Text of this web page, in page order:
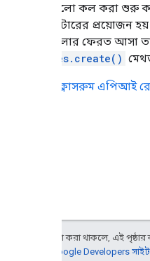
মেথডগুলো কল করা শুরু
প্যারামিটারের প্রয়োজন
কোর্সগুলোর ফেরত আসা
courses.create()
ক্লাসরুম এপিআই
অন্য কিছু উল্লেখ না করা থাকলে, এই পৃষ্ঠার
Google Developers